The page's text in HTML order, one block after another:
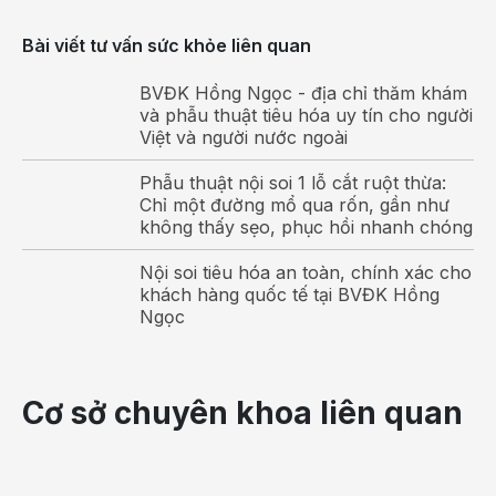
tràng bị bệnh viêm trực tràng.
Sử dụng thuốc kháng sinh:
Lạm dụng thuốc kháng
sinh, các loại thuốc giảm đau, thuốc điều trị nhiễm
trùng có khả năng tiêu diệt lợi khuẩn đường ruột.
Từ đó, gây mất cân bằng hệ vi sinh đường ruột và
tạo điều kiện thuận lợi cho vi khuẩn có hại
Clostridium phát triển gây bệnh viêm trực tràng.
Quan hệ tình dục không an toàn:Nhiều người sẽ
ngạc nhiên về điều này vì việc quan hệ tình dục
không an toàn hay quan hệ qua đường hậu môn sẽ
Xạ trị ung thư: Nhiều bệnh nhân ung thư thực hiện
Bài viết tư vấn sức khỏe liên quan
BVĐK Hồng Ngọc - địa chỉ thăm khám
và phẫu thuật tiêu hóa uy tín cho người
Việt và người nước ngoài
Phẫu thuật nội soi 1 lỗ cắt ruột thừa:
Chỉ một đường mổ qua rốn, gần như
không thấy sẹo, phục hồi nhanh chóng
Nội soi tiêu hóa an toàn, chính xác cho
khách hàng quốc tế tại BVĐK Hồng
Ngọc
Cơ sở chuyên khoa liên quan